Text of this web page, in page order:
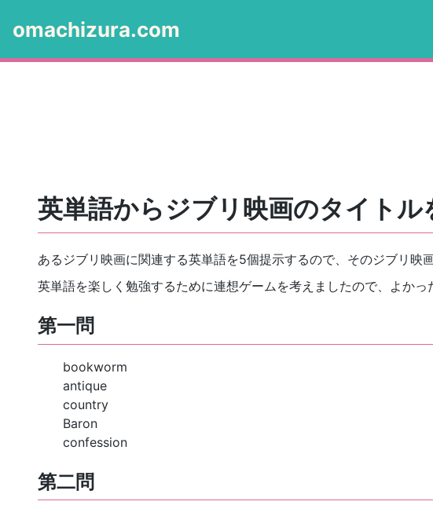
omachizura.com
英単語からジブリ映画のタイトル
あるジブリ映画に関連する英単語を5個提示するので、そのジブリ映
英単語を楽しく勉強するために連想ゲームを考えましたので、よかっ
第一問
bookworm
antique
country
Baron
confession
第二問